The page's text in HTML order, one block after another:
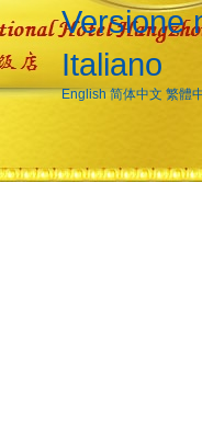
Versione
Italiano
English 简体中文 繁體